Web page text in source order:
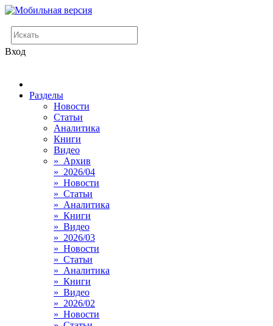
Вход
Разделы
Новости
Статьи
Аналитика
Книги
Видео
» Архив
» 2026/04
» Новости
» Статьи
» Аналитика
» Книги
» Видео
» 2026/03
» Новости
» Статьи
» Аналитика
» Книги
» Видео
» 2026/02
» Новости